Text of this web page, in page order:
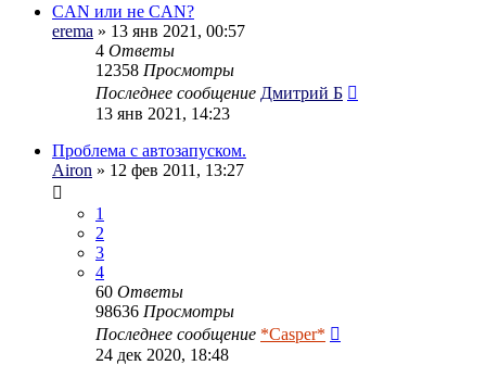
CAN или не CAN?
erema » 13 янв 2021, 00:57
4 Ответы
12358 Просмотры
Последнее сообщение Дмитрий Б
13 янв 2021, 14:23
Проблема с автозапуском.
Airon » 12 фев 2011, 13:27
1
2
3
4
60 Ответы
98636 Просмотры
Последнее сообщение *Casper*
24 дек 2020, 18:48